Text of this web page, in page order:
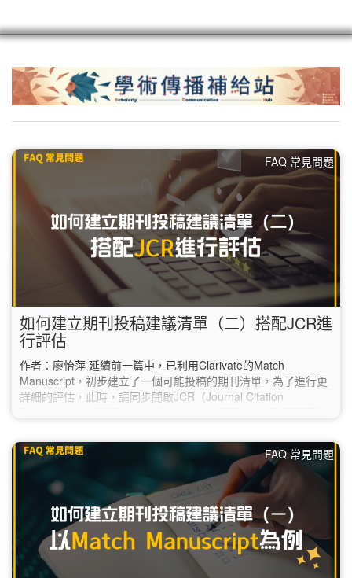
聯繫
FAQ 常見問題
如何建立期刊投稿建議清單（二）搭配JCR進
行評估
作者：廖怡萍 延續前一篇中，已利用Clarivate的Match
Manuscript，初步建立了一個可能投稿的期刊清單，為了進行更
詳細的評估，此時，請同步開啟JCR（Journal Citation
「Journals」對話框中，逐筆輸入之前在「Match Manuscript」
建議清單中挑選的期刊，再點選下方的「Apply」。…FAQ 常見問題